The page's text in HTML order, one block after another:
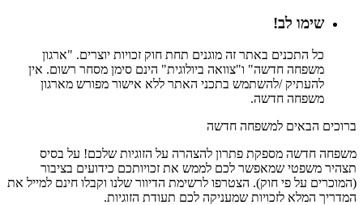
שימו לב!
כל התכנים באתר זה מוגנים תחת חוק זכויות יוצרים. "ארגון
משפחה חדשה" ו"צוואה ביולוגית" הינם סימן מסחר רשום. אין
להעתיק /להשתמש בתכני האתר ללא אישור מפורש מארגון
משפחה חדשה.
ברוכים הבאים למשפחה חדשה
משפחה חדשה מספקת פתרון להצהרה על הזוגיות שלכם! על בסיס
תצהיר משפטי שמאפשר לכם לממש את זכויותכם כידועים בציבור
(המוכרים על פי חוק). הצטרפו לרשימת הדיוור שלנו וקבלו חינם למייל את
המדריך המלא לזכויות שמעניקה לכם תעודת הזוגיות.